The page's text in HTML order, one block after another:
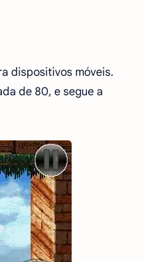
dispositivos móveis.
de 80, e segue a